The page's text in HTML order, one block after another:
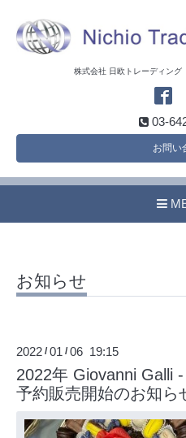
株式会社 日欧トレーディン
03-
お問い
お知らせ
2022 /01 /06 19:15
2022年 Giovanni Galli
予約販売開始のお知ら